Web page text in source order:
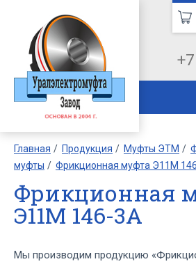
Главная Продукция Муфты ЭТМ
муфты
Фрикционная муфта Э11М
Фрикционная
Э11М 146-3А
Мы производим продукцию